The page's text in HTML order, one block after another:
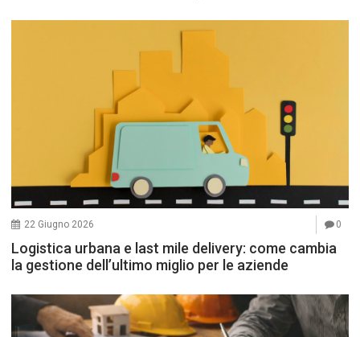
22 Giugno 2026 0
Logistica urbana e last mile delivery: come cambia
la gestione dell’ultimo miglio per le aziende